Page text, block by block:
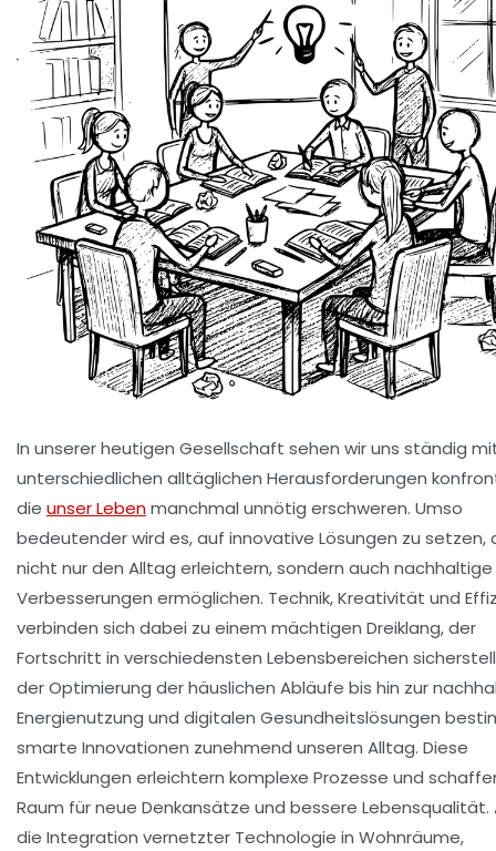
In unserer heutigen Gesellschaft sehen wir uns ständig
unterschiedlichen alltäglichen Herausforderungen
die unser Lebenmanchmal unnötig erschweren. Umso
bedeutender wird es, auf innovative Lösungen zu setzen,
nicht nur den Alltag erleichtern, sondern auch nachhaltige
Verbesserungen ermöglichen. Technik, Kreativität und
verbinden sich dabei zu einem mächtigen Dreiklang, der
Fortschritt in verschiedensten Lebensbereichen
der Optimierung der häuslichen Abläufe bis hin zur
Energienutzung und digitalen Gesundheitslösungen
smarte Innovationen zunehmend unseren Alltag. Diese
Entwicklungen erleichtern komplexe Prozesse und
Raum für neue Denkansätze und bessere Lebensqualität.
die Integration vernetzter Technologie in Wohnräume,